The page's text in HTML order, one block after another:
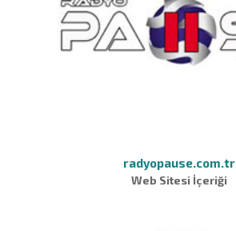
radyopause.com.tr
Web Sitesi İçeriği